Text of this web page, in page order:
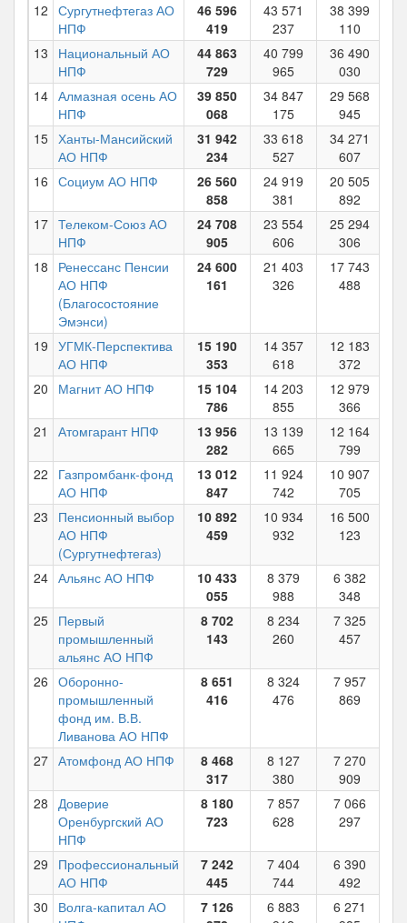
12 Сургутнефтегаз АО
НПФ
46 596
419
43 571
237
38 399
110
13
Национальный АО
НПФ
44 863
729
40 799
965
36 490
030
14 Алмазная осень АО
НПФ
39 850
068
34 847
175
29 568
945
15 Ханты-Мансийский
АО НПФ
31 942
234
33 618
527
34 271
607
16 Социум АО НПФ
26 560
858
24 919
381
20 505
892
17 Телеком-Союз АО
НПФ
24 708
905
23 554
606
25 294
306
18
Ренессанс Пенсии
АО НПФ
(Благосостояние
Эмэнси)
24 600
161
21 403
326
17 743
488
19 УГМК-Перспектива
АО НПФ
15 190
353
14 357
618
12 183
372
20
Магнит АО НПФ
15 104
786
14 203
855
12 979
366
21
Атомгарант НПФ
13 956
282
13 139
665
12 164
799
22
Газпромбанк-фонд
АО НПФ
13 012
847
11 924
742
10 907
705
23
Пенсионный выбор
АО НПФ
(Сургутнефтегаз)
10 892
459
10 934
932
16 500
123
24 Альянс АО НПФ
10 433
055
8 379
988
6 382
348
25 Первый
промышленный
альянс АО НПФ
8 702
143
8 234
260
7 325
457
26 Оборонно-
промышленный
фонд им. В.В.
Ливанова АО НПФ
8 651
416
8 324
476
7 957
869
27 Атомфонд АО НПФ
8 468
317
8 127
380
7 270
909
28 Доверие
Оренбургский АО
НПФ
8 180
723
7 857
628
7 066
297
29
Профессиональный
АО НПФ
7 242
445
7 404
744
6 390
492
30
Волга-капитал АО
7 126
6 883
6 271